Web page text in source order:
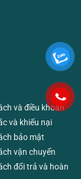
và điều khoản
và khiếu nại
bảo mật
vận chuyển
đổi trả và hoàn